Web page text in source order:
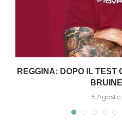
REGGINA: DOPO IL TEST
5 Agosto